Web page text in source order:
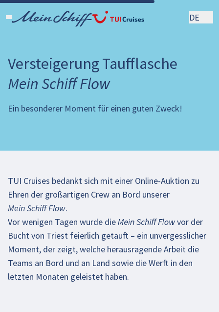
DE
Versteigerung Taufflasche
Mein Schiff Flow
Ein besonderer Moment für einen guten Zweck!
TUI Cruises bedankt sich mit einer Online-Auktion zu
Ehren der großartigen Crew an Bord unserer
Mein Schiff Flow.
Vor wenigen Tagen wurde die Mein Schiff Flow vor der
Bucht von Triest feierlich getauft – ein unvergesslicher
Moment, der zeigt, welche herausragende Arbeit die
Teams an Bord und an Land sowie die Werft in den
letzten Monaten geleistet haben.